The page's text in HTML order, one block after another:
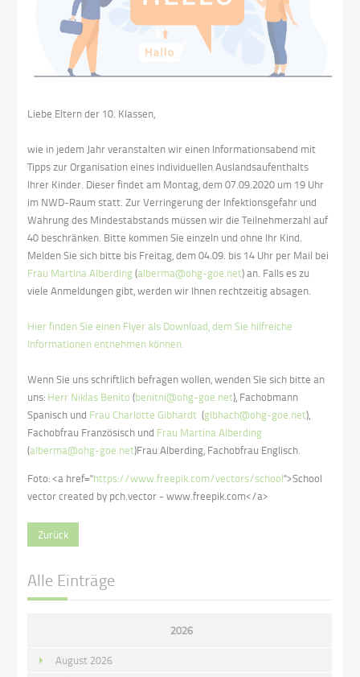
Liebe Eltern der 10. Klassen,
wie in jedem Jahr veranstalten wir einen Informationsabend mit
Tipps zur Organisation eines individuellen Auslandsaufenthalts
Ihrer Kinder. Dieser findet am Montag, dem 07.09.2020 um 19 Uhr
im NWD-Raum statt. Zur Verringerung der Infektionsgefahr und
Wahrung des Mindestabstands müssen wir die Teilnehmerzahl auf
40 beschränken. Bitte kommen Sie einzeln und ohne Ihr Kind.
Melden Sie sich bitte bis Freitag, dem 04.09. bis 14 Uhr per Mail bei
Frau Martina Alberding(alberma@ohg-goe.net) an. Falls es zu
viele Anmeldungen gibt, werden wir Ihnen rechtzeitig absagen.
Hier finden Sie einen Flyer als Download, dem Sie hilfreiche
Informationen entnehmen können.
Wenn Sie uns schriftlich befragen wollen, wenden Sie sich bitte an
uns: Herr Niklas Benito(benitni@ohg-goe.net), Fachobmann
Spanisch und Frau Charlotte Gibhardt (gibhach@ohg-goe.net),
Fachobfrau Französisch und Frau Martina Alberding
(alberma@ohg-goe.net)Frau Alberding, Fachobfrau Englisch.
Foto: <a href="https://www.freepik.com/vectors/school">School
vector created by pch.vector - www.freepik.com</a>
Zurück
Alle Einträge
2026
August 2026